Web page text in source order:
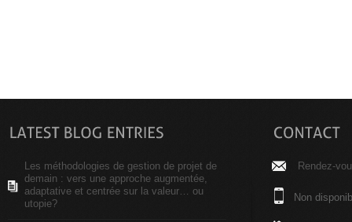
Les méthodologies de gestion de projet de
demain : vers une approche augmentée,
adaptative et centrée sur la valeur… ou
utopie?
Rendez-
Non